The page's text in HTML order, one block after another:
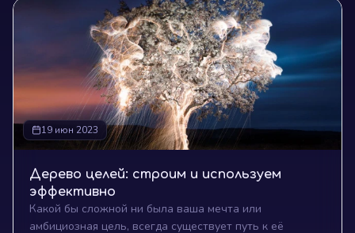
19 июн 2023
Дерево целей: строим и используем
эффективно
Какой бы сложной ни была ваша мечта или
амбициозная цель, всегда существует путь к её